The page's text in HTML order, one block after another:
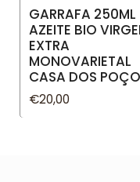
GARRAFA 250ML
AZEITE BIO
EXTRA
MONOVARIETAL
CASA DOS
€20,00